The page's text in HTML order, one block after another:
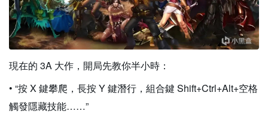
現在的 3A 大作，開局先教你半小時：
• “按 X 鍵攀爬，長按 Y 鍵潛行，組合鍵 Shift+Ctrl+Alt+空格
觸發隱藏技能……”